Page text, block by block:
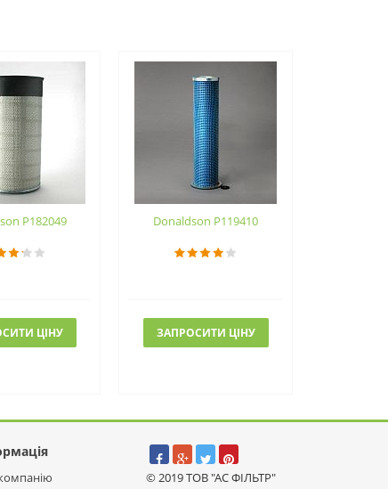
P182049
ЦІНУ
Donaldson P119410
ЗАПРОСИТИ ЦІНУ
© 2019 ТОВ "АС ФІЛЬТР"